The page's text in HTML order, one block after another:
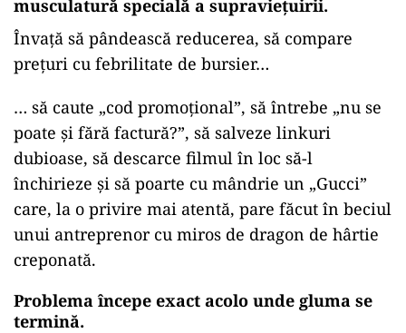
musculatură specială a supraviețuirii.
Învață să pândească reducerea, să compare
prețuri cu febrilitate de bursier…
… să caute „cod promoțional”, să întrebe „nu se
poate și fără factură?”, să salveze linkuri
dubioase, să descarce filmul în loc să-l
închirieze și să poarte cu mândrie un „Gucci”
care, la o privire mai atentă, pare făcut în beciul
unui antreprenor cu miros de dragon de hârtie
creponată.
Problema începe exact acolo unde gluma se
termină.